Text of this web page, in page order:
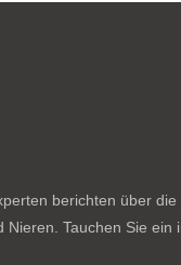
berichten über
Tauchen Sie